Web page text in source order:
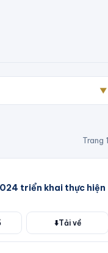
▼
Trang 1
triển khai thực hiện
⬇️Tải về